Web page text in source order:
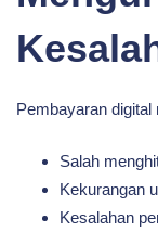
Pembayaran
Salah
Kekurangan
Kesalahan